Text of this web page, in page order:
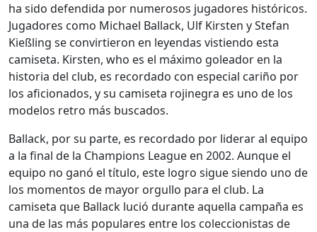
ha sido defendida por numerosos jugadores históricos.
Jugadores como Michael Ballack, Ulf Kirsten y Stefan
Kießling se convirtieron en leyendas vistiendo esta
camiseta. Kirsten, who es el máximo goleador en la
historia del club, es recordado con especial cariño por
los aficionados, y su camiseta rojinegra es uno de los
modelos retro más buscados.
Ballack, por su parte, es recordado por liderar al equipo
a la final de la Champions League en 2002. Aunque el
equipo no ganó el título, este logro sigue siendo uno de
los momentos de mayor orgullo para el club. La
camiseta que Ballack lució durante aquella campaña es
una de las más populares entre los coleccionistas de